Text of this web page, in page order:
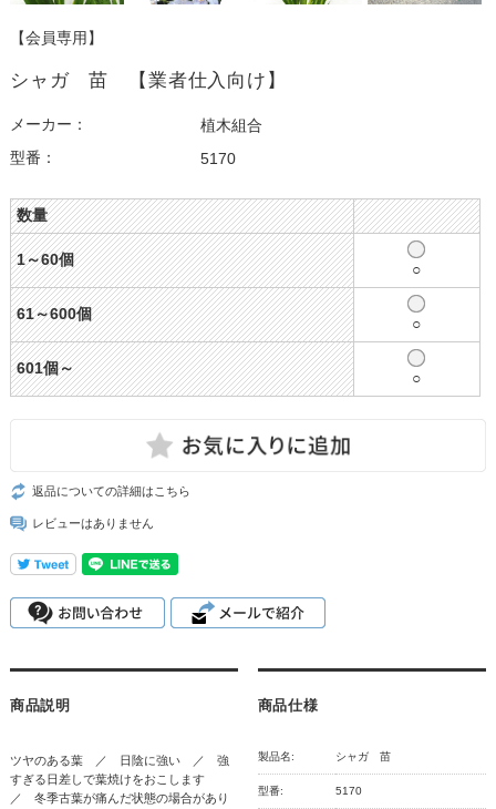
【会員専用】
シャガ 苗 【業者仕入向け】
メーカー：
植木組合
型番：
5170
数量
1～60個
○
61～600個
○
601個～
○
返品についての詳細はこちら
レビューはありません
商品説明
ツヤのある葉 ／ 日陰に強い ／ 強
すぎる日差しで葉焼けをおこします
／ 冬季古葉が痛んだ状態の場合があり
商品仕様
製品名: シャガ 苗
型番: 5170